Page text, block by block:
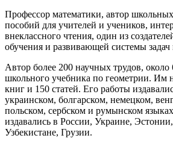
Профессор математики, автор
пособий для учителей и учеников,
внеклассного чтения, один из
обучения и развивающей системы задач
Автор более 200 научных трудов,
школьного учебника по геометрии. Им
книг и 150 статей. Его работы
украинском, болгарском, немецком,
польском, сербском и румынском
издавались в России, Украине,
Узбекистане, Грузии.